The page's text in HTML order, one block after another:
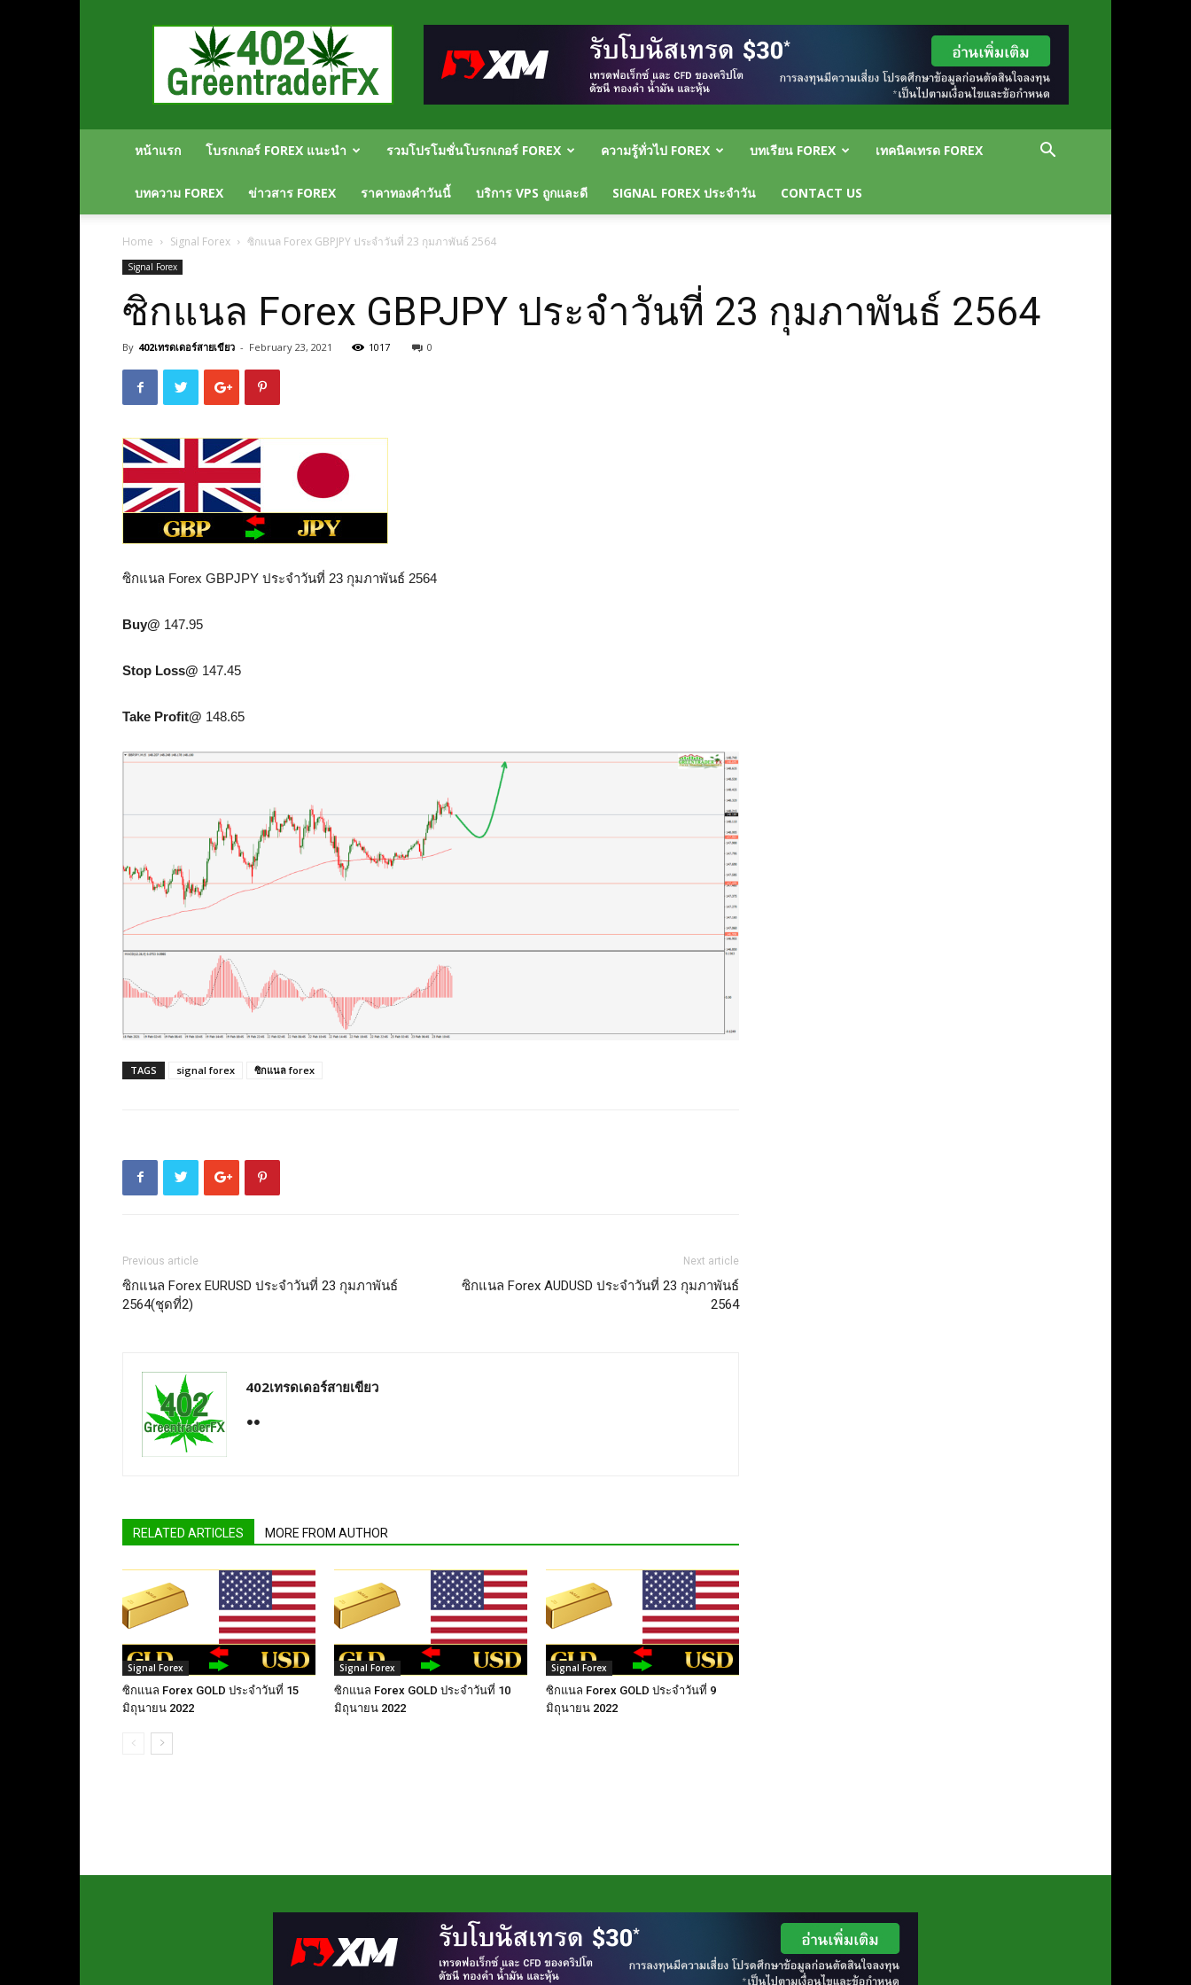
Greentraderfx
ความ
รู้
FOREX
เปิด
บัญชี
FOREX
หน้าแรก โบรกเกอร์ FOREX แนะนำ รวมโปรโมชั่นโบรกเกอร์ FOREX ความรู้ทั่วไป FOREX บทเรียน FOREX เทคนิคเทรด FOREX
บทความ FOREX ข่าวสาร FOREX ราคาทองคำวันนี้ บริการ VPS ถูกและดี SIGNAL FOREX ประจำวัน CONTACT US
Home Signal Forex ซิกแนล Forex GBPJPY ประจำวันที่ 23 กุมภาพันธ์ 2564
Signal Forex
ซิกแนล Forex GBPJPY ประจำวันที่ 23 กุมภาพันธ์ 2564
By 402เทรดเดอร์สายเขียว - February 23, 2021 1017 0
ซิกแนล Forex GBPJPY ประจำวันที่ 23 กุมภาพันธ์ 2564
Buy@ 147.95
Stop Loss@ 147.45
Take Profit@ 148.65
TAGS signal forex ซิกแนล forex
Previous article
ซิกแนล Forex EURUSD ประจำวันที่ 23 กุมภาพันธ์
2564(ชุดที่2)
Next article
ซิกแนล Forex AUDUSD ประจำวันที่ 23 กุมภาพันธ์
2564
402เทรดเดอร์สายเขียว
RELATED ARTICLES MORE FROM AUTHOR
Signal Forex
ซิกแนล Forex GOLD ประจำวันที่ 15
มิถุนายน 2022
Signal Forex
ซิกแนล Forex GOLD ประจำวันที่ 10
มิถุนายน 2022
Signal Forex
ซิกแนล Forex GOLD ประจำวันที่ 9
มิถุนายน 2022